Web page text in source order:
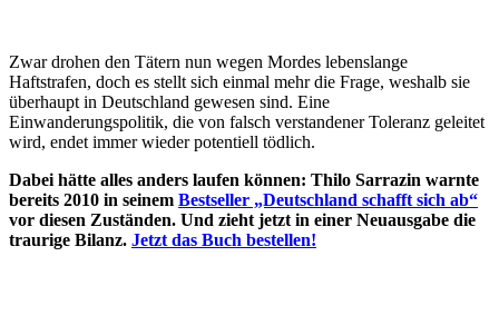
Zwar drohen den Tätern nun wegen Mordes lebenslange
Haftstrafen, doch es stellt sich einmal mehr die Frage, weshalb sie
überhaupt in Deutschland gewesen sind. Eine
Einwanderungspolitik, die von falsch verstandener Toleranz geleitet
wird, endet immer wieder potentiell tödlich.
Dabei hätte alles anders laufen können: Thilo Sarrazin warnte
bereits 2010 in seinem Bestseller „Deutschland schafft sich ab“
vor diesen Zuständen. Und zieht jetzt in einer Neuausgabe die
traurige Bilanz. Jetzt das Buch bestellen!